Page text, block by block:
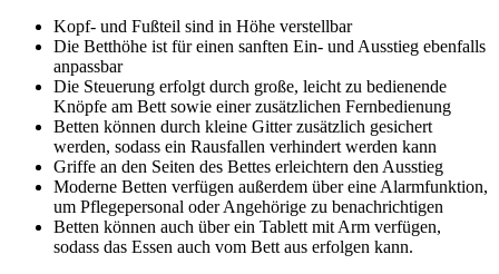
Kopf- und Fußteil sind in Höhe verstellbar
Die Betthöhe ist für einen sanften Ein- und Ausstieg ebenfalls
anpassbar
Die Steuerung erfolgt durch große, leicht zu bedienende
Knöpfe am Bett sowie einer zusätzlichen Fernbedienung
Betten können durch kleine Gitter zusätzlich gesichert
werden, sodass ein Rausfallen verhindert werden kann
Griffe an den Seiten des Bettes erleichtern den Ausstieg
Moderne Betten verfügen außerdem über eine Alarmfunktion,
um Pflegepersonal oder Angehörige zu benachrichtigen
Betten können auch über ein Tablett mit Arm verfügen,
sodass das Essen auch vom Bett aus erfolgen kann.